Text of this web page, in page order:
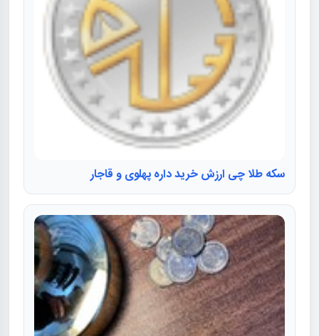
سکه طلا چی ارزش خرید داره پهلوی و قاجار